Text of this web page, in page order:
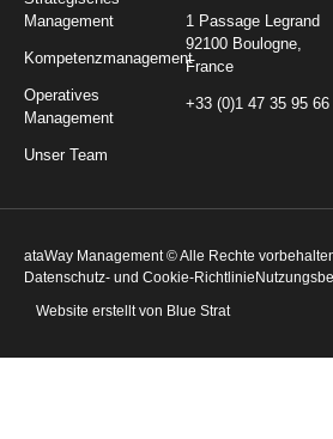
Management
Kompetenzmanagement
Operatives
Management
Unser Team
1 Passage Legrand
92100 Boulogne,
France
+33 (0)1 47 35 95 66
ataWay Management © Alle Rechte
Datenschutz- und Cookie-Richtlinie
Website erstellt von Blue Strat